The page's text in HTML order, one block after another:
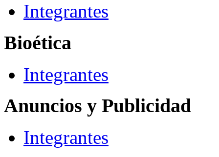
Integrantes
Bioética
Integrantes
Anuncios y Publicidad
Integrantes